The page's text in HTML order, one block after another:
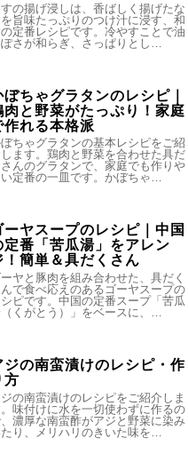
の揚げ浸しは、香ばしく揚げたな
旨味たっぷりのつけ汁に浸す、和
定番レシピです。冷やすことで油
ぽさが和らぎ、さっぱりとし…
ぼちゃグラタンのレシピ｜
肉と野菜がたっぷり！家庭
作れる本格派
ちゃグラタンの基本レシピをご紹
ます。鶏肉と野菜を合わせた具だ
さんのグラタンで、家庭でも作りや
定番の一皿です。かぼちゃ…
ーヤスープのレシピ｜中国
定番「苦瓜湯」をアレン
！簡単＆具だくさん
ヤと豚肉を組み合わせた、具だく
で食べ応えのあるゴーヤスープの
シピです。中国の定番スープ「苦瓜
くがとう）」をベースに、…
ジの南蛮漬けのレシピ・作
方
の南蛮漬けのレシピをご紹介しま
味付けに水を一切使わずに作るの
濃厚な南蛮酢がアジと野菜に染み
り、メリハリのきいた味を…